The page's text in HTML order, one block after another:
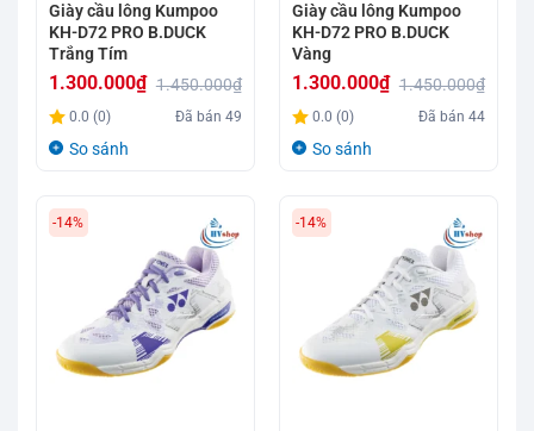
Giày cầu lông Kumpoo
KH-D72 PRO B.DUCK
Trắng Tím
1.450.000₫
Giá
gốc
1.300.000₫
Giá
hiện
1.300.000₫.
0.0 (0) Đã bán49
So sánh
Giày cầu lông Kumpoo
KH-D72 PRO B.DUCK
Vàng
1.450.000₫
Giá
gốc
1.300.000₫
Giá
hiện
1.300.000₫.
0.0 (0) Đã bán44
So sánh
-14% -14%